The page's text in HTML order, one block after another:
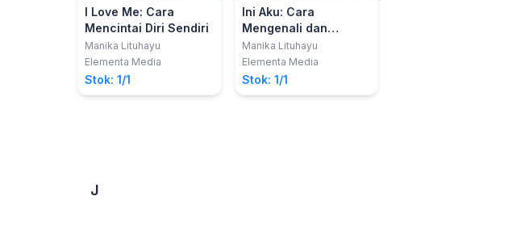
I Love Me: Cara
Mencintai Diri Sendiri
Manika Lituhayu
Elementa Media
Stok: 1/1
Ini Aku: Cara
Mengenali dan
Mengembangkan
Kelebihan Diri
Manika Lituhayu
Elementa Media
Stok: 1/1
J